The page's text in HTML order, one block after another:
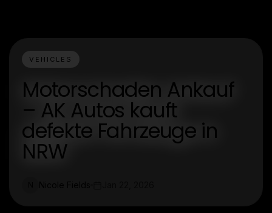
VEHICLES
Motorschaden Ankauf
– AK Autos kauft
defekte Fahrzeuge in
NRW